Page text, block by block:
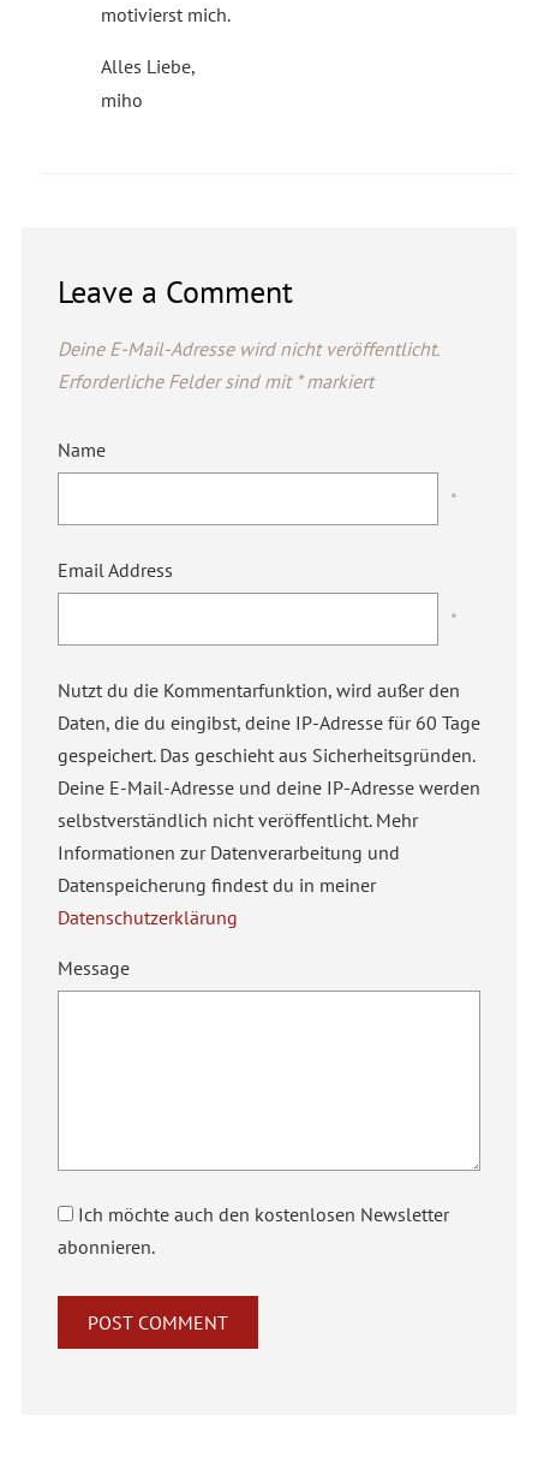
motivierst mich.
Alles Liebe,
miho
Leave a Comment
Deine E-Mail-Adresse wird nicht veröffentlicht.
Erforderliche Felder sind mit *markiert
Name
*
Email Address
*
Nutzt du die Kommentarfunktion, wird außer den
Daten, die du eingibst, deine IP-Adresse für 60 Tage
gespeichert. Das geschieht aus Sicherheitsgründen.
Deine E-Mail-Adresse und deine IP-Adresse werden
selbstverständlich nicht veröffentlicht. Mehr
Informationen zur Datenverarbeitung und
Datenspeicherung findest du in meiner
Datenschutzerklärung
Message
Ich möchte auch den kostenlosen Newsletter
abonnieren.